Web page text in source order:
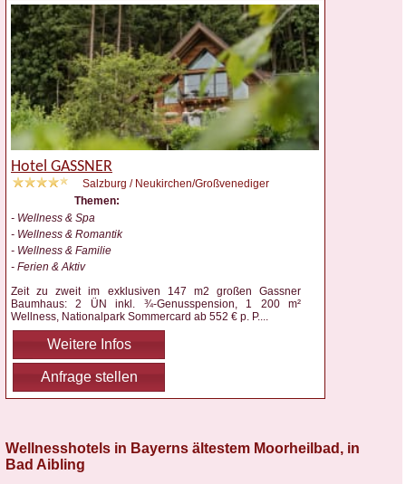
Hotel GASSNER
Salzburg / Neukirchen/Großvenediger
Themen:
- Wellness & Spa
- Wellness & Romantik
- Wellness & Familie
- Ferien & Aktiv
Zeit zu zweit im exklusiven 147 m2 großen Gassner
Baumhaus: 2 ÜN inkl. ¾-Genusspension, 1 200 m²
Wellness, Nationalpark Sommercard ab 552 € p. P....
Weitere Infos
Anfrage stellen
Wellnesshotels in Bayerns ältestem Moorheilbad, in
Bad Aibling